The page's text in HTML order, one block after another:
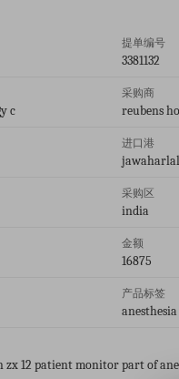
提单编号
3381132
c
采购商
reubens
进口港
采购区
india
金额
16875
产品标签
12 patient monitor part of